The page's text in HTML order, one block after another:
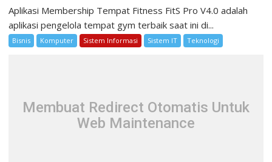
Aplikasi Membership Tempat Fitness FitS Pro V4.0 adalah
aplikasi pengelola tempat gym terbaik saat ini di...
Bisnis Komputer Sistem Informasi Sistem IT Teknologi
Membuat Redirect Otomatis Untuk
Web Maintenance